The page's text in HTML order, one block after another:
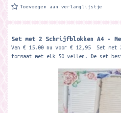
Toevoegen aan verlanglijstje
Set met 2 Schrijfblokken A4 -
Van € 15.00 nu voor € 12,95 Set
formaat met elk 50 vellen. De set